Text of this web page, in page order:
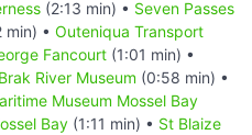
(2:13 min) • Seven Passes
min) • Outeniqua Transport
Fancourt (1:01 min) •
River Museum (0:58 min) •
Museum Mossel Bay
Bay (1:11 min) • St Blaize